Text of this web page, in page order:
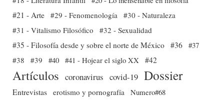
#21 - Arte #29 - Fenomenología
#30 - Naturaleza
#31 - Vitalismo Filosófico
#32 - Sexualidad
#35 - Filosofía desde y sobre el norte de México #36 #37
#38
#39 #40 #41 - Hojear el siglo XX #42
Artículos coronavirus covid-19 Dossier
Entrevistas erotismo y pornografía
Numero#68